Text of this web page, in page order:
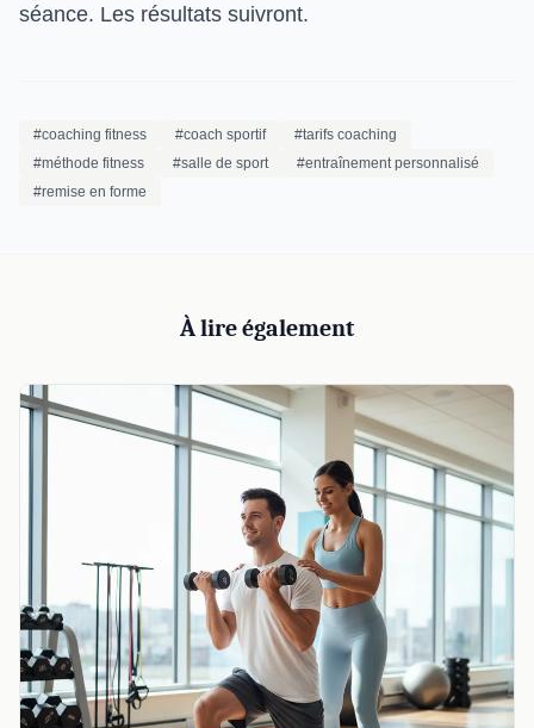
séance. Les résultats suivront.
#coaching fitness #coach sportif
#tarifs coaching
#méthode fitness
#salle de sport
#entraînement personnalisé
#remise en forme
À lire également